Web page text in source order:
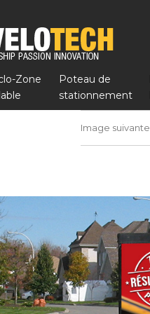
Zone
Poteau de
stationnement
Image suivante